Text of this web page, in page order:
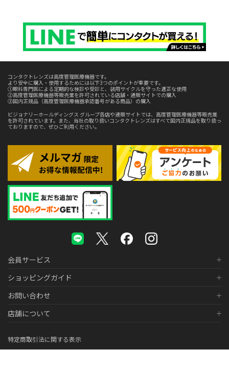
コンタクトレンズは高度管理医療機器です。
より安全に購入・使用するためには以下3つのポイントが重要です。
①眼科専門医による定期的な検診や受診と、装用サイクルを守った適正な使用
②高度管理医療機器等販売業を許可されている店舗・通販サイトでの購入
③国内正規品（高度管理医療機器承認番号がある商品）の購入
ビジョナリーホールディングス グループ各店や通販サイトでは、高度管理医療機器等販売業
を許可されています。また、当社の取り扱いコンタクトレンズはすべて国内正規品を取り扱っ
ておりますので、ぜひご利用ください。
会員サービス
ショッピングガイド
お問い合わせ
店舗について
特定商取引法に関する表示